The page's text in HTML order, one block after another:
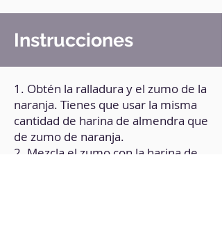
Instrucciones
1. Obtén la ralladura y el zumo de la
naranja. Tienes que usar la misma
cantidad de harina de almendra que
de zumo de naranja.
2. Mezcla el zumo con la harina de